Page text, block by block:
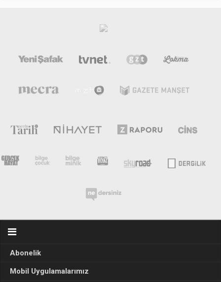
Abonelik
Mobil Uygulamalarımız